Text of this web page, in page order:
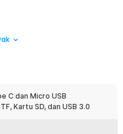
tanpa harus mengganti
sering melakukan transfer
aneka model smartphone
C dan Micro USB
Kartu SD, dan USB 3.0